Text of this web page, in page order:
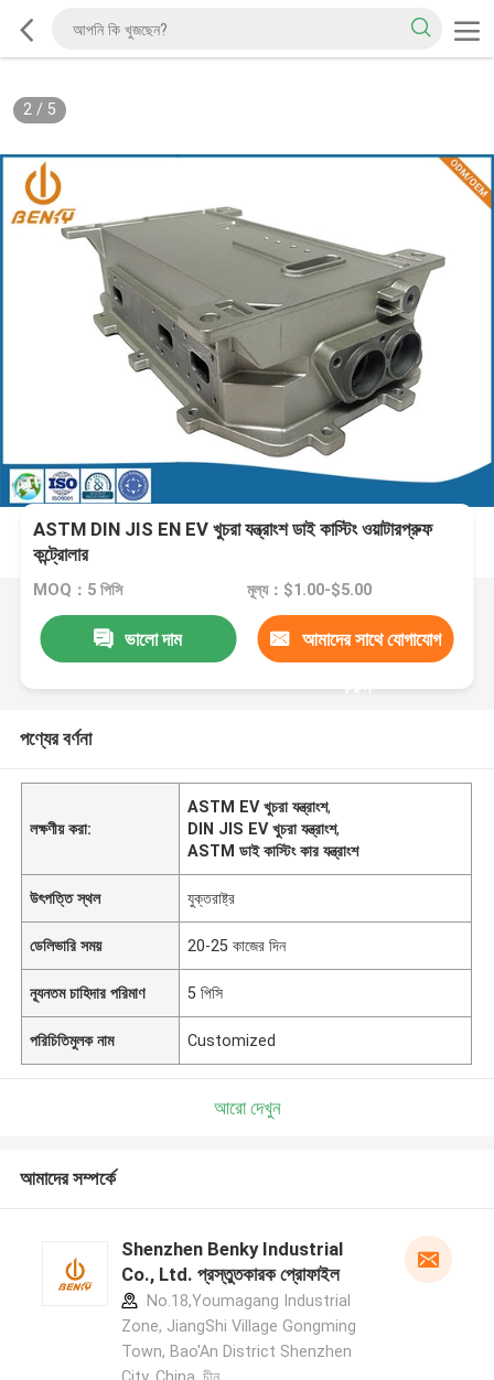
2/ 5
ASTM DIN JIS EN EV খুচরা যন্ত্রাংশ ডাই কাস্টিং ওয়াটারপ্রুফ
কন্ট্রোলার
MOQ：5 পিসি মূল্য：$1.00-$5.00
ভালো দাম আমাদের সাথে যোগাযোগ
করুন
পণ্যের বর্ণনা
লক্ষণীয় করা:
ASTM EV খুচরা যন্ত্রাংশ,
DIN JIS EV খুচরা যন্ত্রাংশ,
ASTM ডাই কাস্টিং কার যন্ত্রাংশ
উৎপত্তি স্থল যুক্তরাষ্ট্র
ডেলিভারি সময় 20-25 কাজের দিন
ন্যূনতম চাহিদার পরিমাণ 5 পিসি
পরিচিতিমুলক নাম Customized
আরো দেখুন
আমাদের সম্পর্কে
Shenzhen Benky Industrial
Co., Ltd. প্রস্তুতকারক প্রোফাইল
No.18,Youmagang Industrial
Zone, JiangShi Village Gongming
Town, Bao'An District Shenzhen